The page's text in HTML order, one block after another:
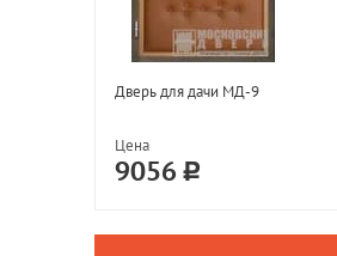
Дверь для дачи МД-9
Цена
9056